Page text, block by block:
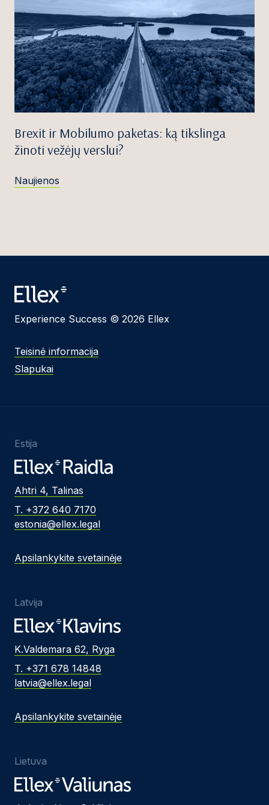
Brexit ir Mobilumo paketas: ką tikslinga
žinoti vežėjų verslui?
Naujienos
Experience Success © 2026 Ellex
Teisinė informacija
Slapukai
Estija
Ahtri 4, Talinas
T. +372 640 7170
estonia@ellex.legal
Apsilankykite svetainėje
Latvija
K.Valdemara 62, Ryga
T. +371 678 14848
latvia@ellex.legal
Apsilankykite svetainėje
Lietuva